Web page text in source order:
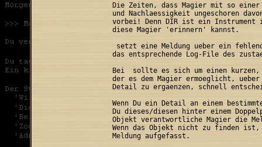
Die Zeiten, dass Magier mit so
und Nachlaessigkeit ungeschoren
vorbei! Denn DIR ist ein Instrument
    diese Magier 'erinnern' kannst.
setzt eine Meldung ueber ein
das entsprechende Log-File des
    Bei
sollte es sich um einen kurzen,
der es dem Magier ermoeglicht,
Detail zu ergaenzen, schnell
Wenn Du ein Detail an einem
Du dieses/diesen hinter einem
Objekt verantwortliche Magier die
Wenn das Objekt nicht zu finden
    Meldung aufgefasst.